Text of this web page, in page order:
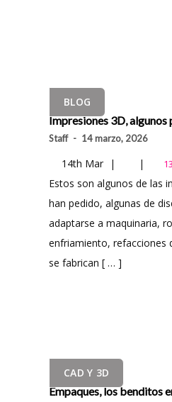
BLOG
Impresiones 3D, algunos
Staff - 14 marzo, 2026
14th Mar | |
Estos son algunos de las
han pedido, algunas de
adaptarse a maquinaria,
enfriamiento, refacciones
se fabrican [ … ]
CAD Y 3D
Empaques, los benditos